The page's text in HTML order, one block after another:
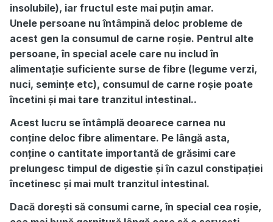
insolubile), iar fructul este mai puțin amar.
Unele persoane nu întâmpină deloc probleme de
acest gen la consumul de carne roșie. Pentrul alte
persoane, în special acele care nu includ în
alimentație suficiente surse de fibre (legume verzi,
nuci, semințe etc), consumul de carne roșie poate
încetini și mai tare tranzitul intestinal..
Acest lucru se întâmplă deoarece carnea nu
conține deloc fibre alimentare. Pe lângă asta,
conține o cantitate importantă de grăsimi care
prelungesc timpul de digestie și în cazul constipației
încetinesc și mai mult tranzitul intestinal.
Dacă dorești să consumi carne, în special cea roșie,